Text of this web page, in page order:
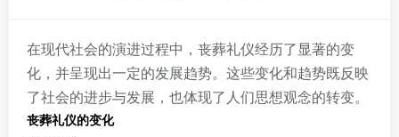
在现代社会的演进过程中，丧葬礼仪经历了显著的变
化，并呈现出一定的发展趋势。这些变化和趋势既反映
了社会的进步与发展，也体现了人们思想观念的转变。
丧葬礼仪的变化